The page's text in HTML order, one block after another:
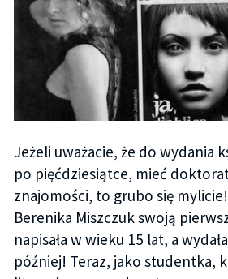
Jeżeli uważacie, że do wydania
po pięćdziesiątce, mieć
znajomości, to grubo się
Berenika Miszczuk swoją
napisała w wieku 15 lat, a
później! Teraz, jako studentka,